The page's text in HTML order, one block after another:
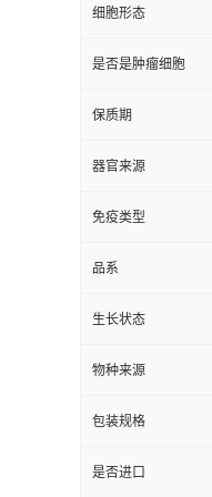
细胞形态
是否是肿瘤细胞
保质期
器官来源
免疫类型
品系
生长状态
物种来源
包装规格
是否进口